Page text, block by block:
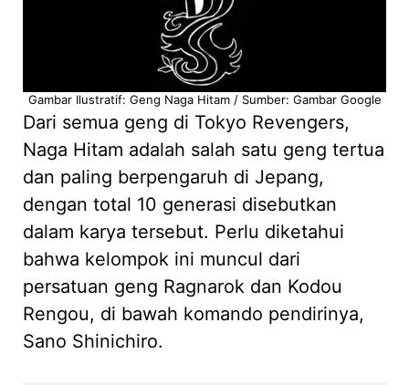
Gambar Ilustratif: Geng Naga Hitam / Sumber: Gambar Google
Dari semua geng di Tokyo Revengers,
Naga Hitam adalah salah satu geng tertua
dan paling berpengaruh di Jepang,
dengan total 10 generasi disebutkan
dalam karya tersebut. Perlu diketahui
bahwa kelompok ini muncul dari
persatuan geng Ragnarok dan Kodou
Rengou, di bawah komando pendirinya,
Sano Shinichiro.